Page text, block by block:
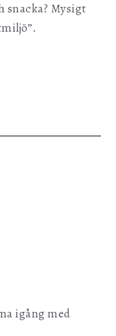
snacka? Mysigt
igång med